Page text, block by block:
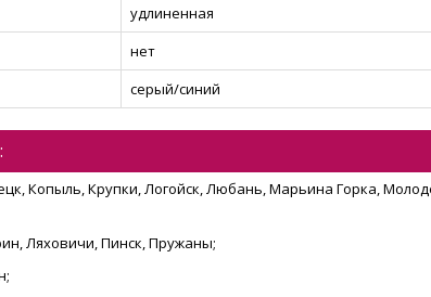
удлиненная
нет
серый/синий
Копыль, Крупки, Логойск, Любань, Марьина Горка,
Ляховичи, Пинск, Пружаны;